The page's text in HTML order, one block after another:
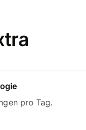
pro Tag.